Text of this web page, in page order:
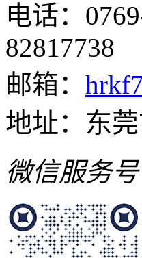
电话：
82817738
邮箱：
地址：东
微信服务号